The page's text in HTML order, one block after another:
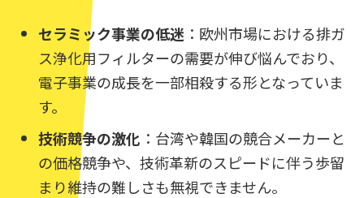
セラミック事業の低迷 ：欧州市場における排ガ
ス浄化用フィルターの需要が伸び悩んでおり、
電子事業の成長を一部相殺する形となっていま
す。
技術競争の激化 ：台湾や韓国の競合メーカーと
の価格競争や、技術革新のスピードに伴う歩留
まり維持の難しさも無視できません。